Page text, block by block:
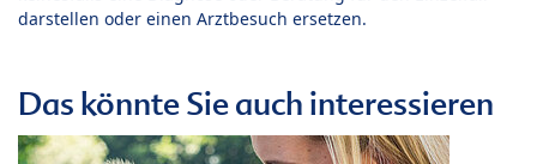
darstellen oder einen Arztbesuch ersetzen.
Das könnte Sie auch interessieren